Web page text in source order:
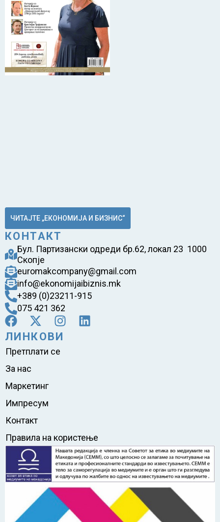
ЧИТАЈТЕ „ЕКОНОМИЈА И БИЗНИС“
КОНТАКТ
Бул. Партизански одреди бр.62, локал 23 1000
Скопје
euromakcompany@gmail.com
info@ekonomijaibiznis.mk
+389 (0)23211-915
075 421 362
ЛИНКОВИ
Претплати се
За нас
Маркетинг
Импресум
Контакт
Правила на користење